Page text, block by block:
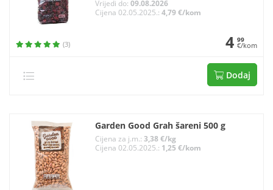
Vrijedi do: 09.08.2026
Cijena 02.05.2025.: 4,79 €/kom
(3) 4 99
€/kom
Dodaj
Garden Good Grah šareni 500 g
Cijena za j.m.: 3,38 €/kg
Cijena 02.05.2025.: 1,25 €/kom